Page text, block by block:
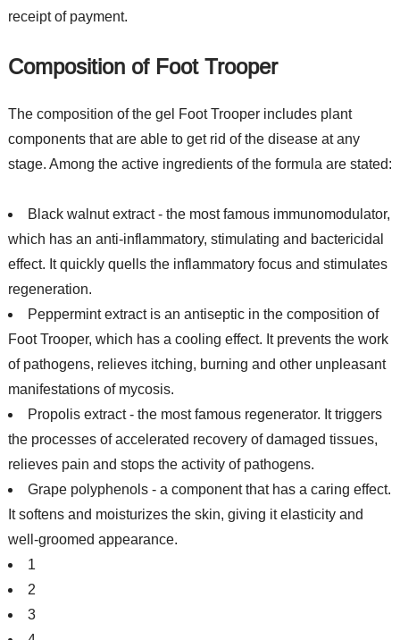
receipt of payment.
Composition of Foot Trooper
The composition of the gel Foot Trooper includes plant
components that are able to get rid of the disease at any
stage. Among the active ingredients of the formula are stated:
Black walnut extract - the most famous immunomodulator,
which has an anti-inflammatory, stimulating and bactericidal
effect. It quickly quells the inflammatory focus and stimulates
regeneration.
Peppermint extract is an antiseptic in the composition of
Foot Trooper, which has a cooling effect. It prevents the work
of pathogens, relieves itching, burning and other unpleasant
manifestations of mycosis.
Propolis extract - the most famous regenerator. It triggers
the processes of accelerated recovery of damaged tissues,
relieves pain and stops the activity of pathogens.
Grape polyphenols - a component that has a caring effect.
It softens and moisturizes the skin, giving it elasticity and
well-groomed appearance.
1
2
3